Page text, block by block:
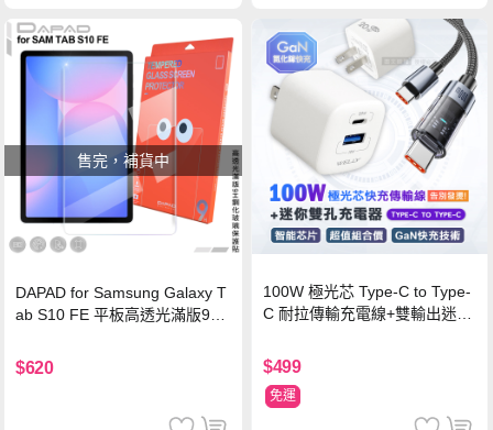
售完，補貨中
DAPAD for Samsung Galaxy T
ab S10 FE 平板高透光滿版9H
$620
100W 極光芯 Type-C to Type-
C 耐拉傳輸充電線+雙輸出迷你
$499
免運